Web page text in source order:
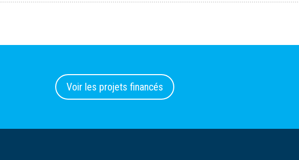
Voir les projets financés